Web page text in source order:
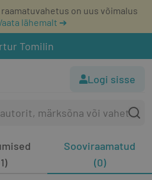
raamatuvahetus on uus võimalus
lähemalt ➔
Tomilin
Logi sisse
Sooviraamatud
(0)